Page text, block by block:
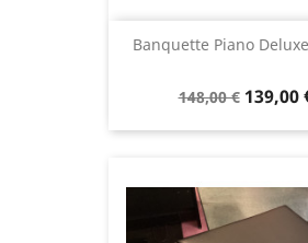
Banquette Piano
148,00 € 139,00